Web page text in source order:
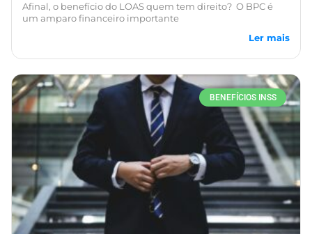
Afinal, o benefício do LOAS quem tem direito? O BPC é
um amparo financeiro importante
Ler mais
BENEFÍCIOS INSS